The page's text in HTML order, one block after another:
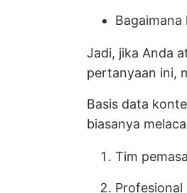
Jadi, jika Anda
pertanyaan ini,
Basis data
biasanya
Tim